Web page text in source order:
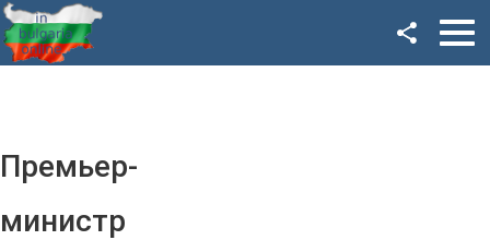
Премьер-
министр